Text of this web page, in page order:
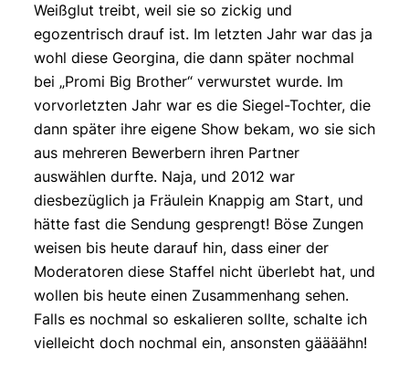
Weißglut treibt, weil sie so zickig und
egozentrisch drauf ist. Im letzten Jahr war das ja
wohl diese Georgina, die dann später nochmal
bei „Promi Big Brother“ verwurstet wurde. Im
vorvorletzten Jahr war es die Siegel-Tochter, die
dann später ihre eigene Show bekam, wo sie sich
aus mehreren Bewerbern ihren Partner
auswählen durfte. Naja, und 2012 war
diesbezüglich ja Fräulein Knappig am Start, und
hätte fast die Sendung gesprengt! Böse Zungen
weisen bis heute darauf hin, dass einer der
Moderatoren diese Staffel nicht überlebt hat, und
wollen bis heute einen Zusammenhang sehen.
Falls es nochmal so eskalieren sollte, schalte ich
vielleicht doch nochmal ein, ansonsten gäääähn!